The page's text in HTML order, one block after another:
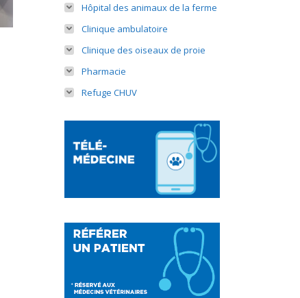
Hôpital des animaux de la ferme
Clinique ambulatoire
Clinique des oiseaux de proie
Pharmacie
Refuge CHUV